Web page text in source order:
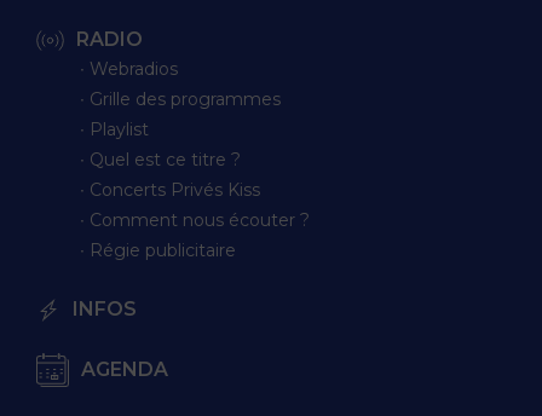
RADIO
∙ Webradios
∙ Grille des programmes
∙ Playlist
∙ Quel est ce titre ?
∙ Concerts Privés Kiss
∙ Comment nous écouter ?
∙ Régie publicitaire
INFOS
AGENDA